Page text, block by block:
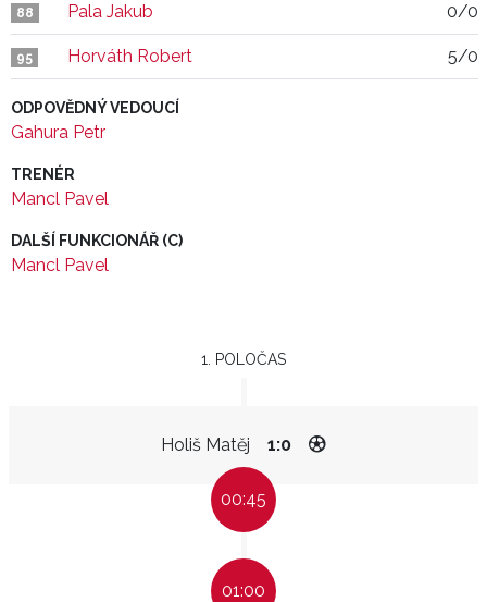
88 Pala Jakub 0/0
95 Horváth Robert 5/0
ODPOVĚDNÝ VEDOUCÍ
Gahura Petr
TRENÉR
Mancl Pavel
DALŠÍ FUNKCIONÁŘ (C)
Mancl Pavel
1. POLOČAS
Holiš Matěj 1:0
00:45
01:00